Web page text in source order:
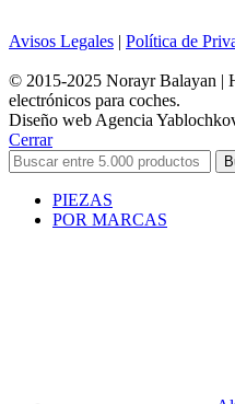
Avisos Legales | Política de
© 2015-2025 Norayr Balayan |
electrónicos para coches.
Diseño web Agencia
Cerrar
PIEZAS
POR MARCAS